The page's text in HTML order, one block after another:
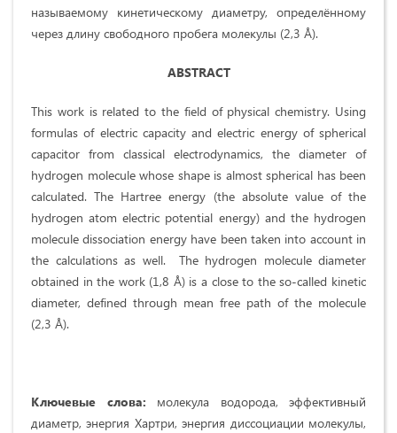
называемому кинетическому диаметру, определённому
через длину свободного пробега молекулы (2,3 Å).
ABSTRACT
This work is related to the field of physical chemistry. Using
formulas of electric capacity and electric energy of spherical
capacitor from classical electrodynamics, the diameter of
hydrogen molecule whose shape is almost spherical has been
calculated. The Hartree energy (the absolute value of the
hydrogen atom electric potential energy) and the hydrogen
molecule dissociation energy have been taken into account in
the calculations as well. The hydrogen molecule diameter
obtained in the work (1,8 Å) is a close to the so-called kinetic
diameter, defined through mean free path of the molecule
(2,3 Å).
Ключевые слова: молекула водорода, эффективный
диаметр, энергия Хартри, энергия диссоциации молекулы,